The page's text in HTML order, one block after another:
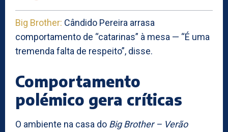
Big Brother: Cândido Pereira arrasa
comportamento de “catarinas” à mesa — “É uma
tremenda falta de respeito”, disse.
Comportamento
polémico gera críticas
O ambiente na casa do Big Brother – Verão